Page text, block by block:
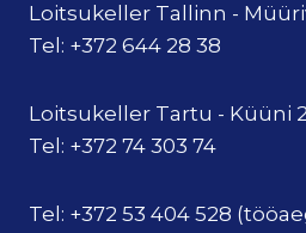
Loitsukeller Tallinn -
Tel: +372 644 28 38
Loitsukeller Tartu - Küüni 2
Tel: +372 74 303 74
Tel: +372 53 404 528